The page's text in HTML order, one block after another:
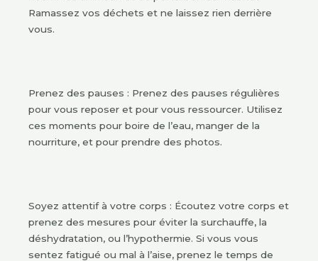
Ramassez vos déchets et ne laissez rien derrière
vous.
Prenez des pauses : Prenez des pauses régulières
pour vous reposer et pour vous ressourcer. Utilisez
ces moments pour boire de l’eau, manger de la
nourriture, et pour prendre des photos.
Soyez attentif à votre corps : Écoutez votre corps et
prenez des mesures pour éviter la surchauffe, la
déshydratation, ou l’hypothermie. Si vous vous
sentez fatigué ou mal à l’aise, prenez le temps de